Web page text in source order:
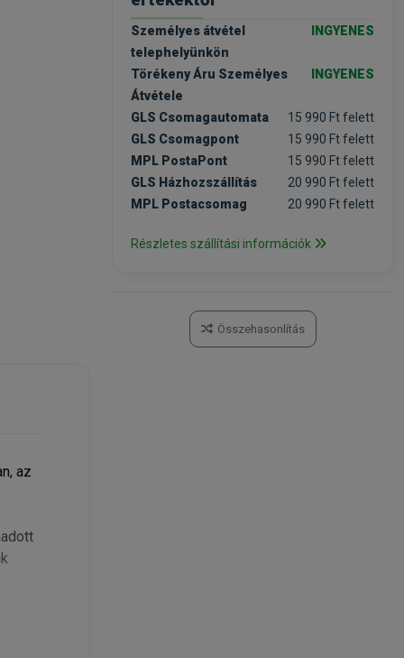
az
Személyes átvétel
telephelyünkön
INGYENES
Törékeny Áru Személyes
Átvétele
INGYENES
GLS Csomagautomata
15 990 Ft felett
GLS Csomagpont
15 990 Ft felett
MPL PostaPont
15 990 Ft felett
GLS Házhozszállítás
20 990 Ft felett
MPL Postacsomag
20 990 Ft felett
Részletes szállítási információk
Összehasonlítás